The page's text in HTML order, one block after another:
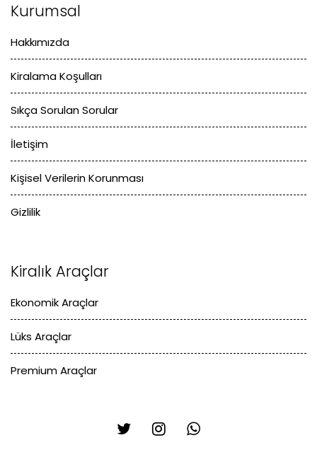
Kurumsal
Hakkımızda
Kiralama Koşulları
Sıkça Sorulan Sorular
İletişim
Kişisel Verilerin Korunması
Gizlilik
Kiralık Araçlar
Ekonomik Araçlar
Lüks Araçlar
Premium Araçlar